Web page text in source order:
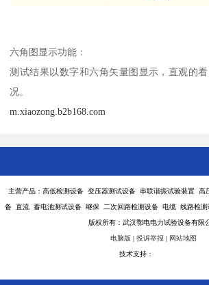
六角图显示功能：
测试结果以数字和六角矢量图显示，直观的
况。
m.xiaozong.b2b168.com
主营产品：高低检测设备 变压器测试设备 串联谐振试验装置 高
备 直流 蓄电池测试设备 继保 二次回路检测设备 电缆 线路检
版权所有：武汉鄂电电力试验设备有限
电脑版 | 投诉举报 | 网站地图
技术支持：